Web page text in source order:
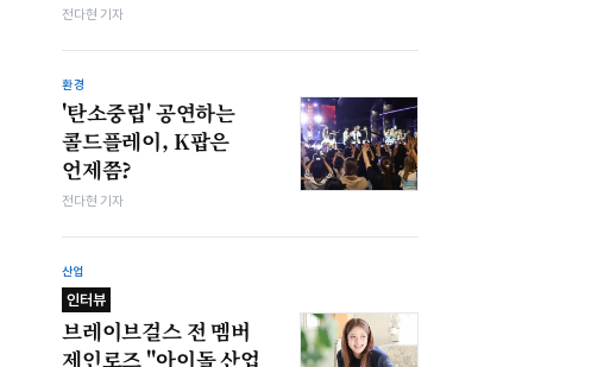
전다현 기자
환경
'탄소중립' 공연하는
콜드플레이, K팝은
언제쯤?
전다현 기자
산업
인터뷰
브레이브걸스 전 멤버
제인로즈 "아이돌 산업